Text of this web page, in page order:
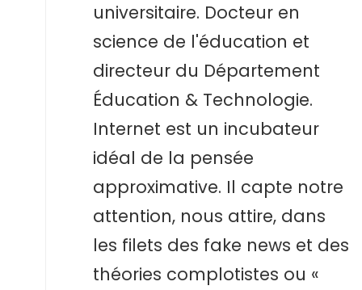
universitaire. Docteur en
science de l'éducation et
directeur du Département
Éducation & Technologie.
Internet est un incubateur
idéal de la pensée
approximative. Il capte notre
attention, nous attire, dans
les filets des fake news et des
théories complotistes ou «